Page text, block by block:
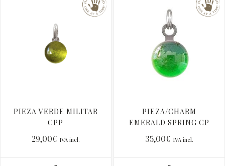
PIEZA VERDE MILITAR
CPP
29,00€ IVA incl.
PIEZA/CHARM
EMERALD SPRING CP
35,00€ IVA incl.